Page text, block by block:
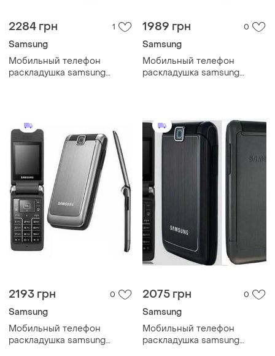
2284 грн 1
Samsung
Мобильный телефон
раскладушка samsung
1989 грн 0
Samsung
Мобильный телефон
раскладушка samsung
2193 грн 0
Samsung
Мобильный телефон
раскладушка samsung
2075 грн 0
Samsung
Мобильный телефон
раскладушка samsung